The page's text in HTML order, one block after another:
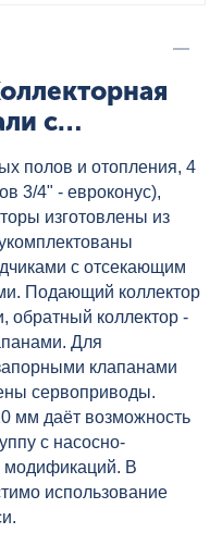
с
полов и отопления, 4
3/4" - евроконус),
изготовлены из
с отсекающим
Подающий коллектор
обратный коллектор -
Для
клапанами
сервоприводы.
мм даёт возможность
с насосно-
модификаций. В
использование